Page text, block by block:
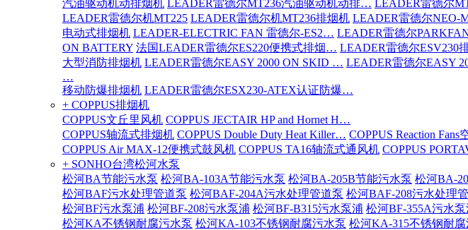
汽油驱动机动排烟机 LEADER雷德尔MT236汽油驱动机动排… LEADER雷德尔
LEADER雷德尔机MT225 LEADER雷德尔机MT236排烟机 LEADER雷德尔NEO-
电动式排烟机 LEADER-ELECTRIC FAN 雷德尔-ES2… LEADER雷德尔
ON BATTERY 法国LEADER雷德尔ES220便携式排烟… LEADER雷德尔ESV230
大型消防排烟机 LEADER雷德尔EASY 2000 ON SKID … LEADER雷德尔EASY
…
移动防爆排烟机 LEADER雷德尔ESX230-ATEX认证防爆…
+ COPPUS排烟机
COPPUS文丘里风机 COPPUS JECTAIR HP and Hornet H…
COPPUS轴流式排烟机 COPPUS Double Duty Heat Killer… COPPUS Reaction
COPPUS Air MAX-12便携式鼓风机 COPPUS TA16轴流式通风机 COPPUS
+ SONHO台湾松河水泵
松河BA节能污水泵 松河BA-103A节能污水泵 松河BA-205B节能污水泵 松河BA-
松河BAF污水处理管道泵 松河BAF-204A污水处理管道泵 松河BAF-208污水处理
松河BF污水泵浦 松河BF-208污水泵浦 松河BF-B315污水泵浦 松河BF-355A污水泵
松河KA不锈钢耐腐污水泵 松河KA-103不锈钢耐腐污水泵 松河KA-315不锈钢耐腐